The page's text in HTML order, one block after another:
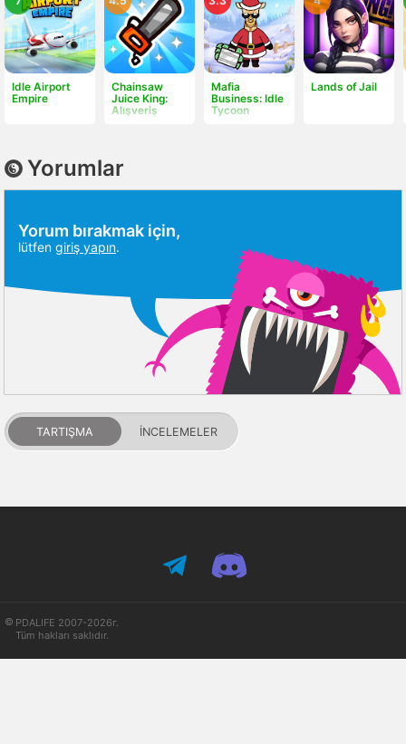
Idle Airport
Empire
Chainsaw
Juice King:
Alışveriş
Mafia
Business: Idle
Tycoon
Lands of Jail
Yorumlar
Yorum bırakmak için,
lütfen giriş yapın.
TARTIŞMA İNCELEMELER
PDALIFE 2007-2026г.
Tüm hakları saklıdır.